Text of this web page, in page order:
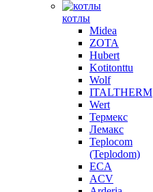
котлы
Midea
ZOTA
Hubert
Kotitonttu
Wolf
ITALTHERM
Wert
Термекс
Лемакс
Teplocom
(Teplodom)
ECA
ACV